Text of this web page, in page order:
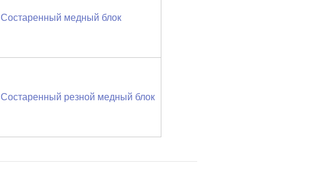
Состаренный медный блок
Состаренный резной медный блок